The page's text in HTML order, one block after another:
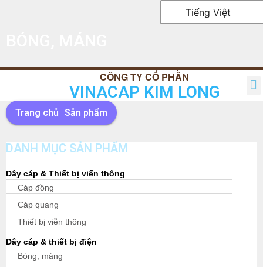
Tiếng Việt
VINACAP KIM LONG
Trang chủ Sản phẩm
DANH MỤC SẢN PHẨM
Dây cáp & Thiết bị viến thông
Cáp đồng
Cáp quang
Thiết bị viễn thông
Dây cáp & thiết bị điện
Bóng, máng